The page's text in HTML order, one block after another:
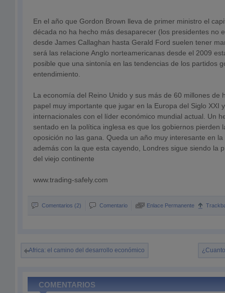
En el año que Gordon Brown lleva de primer ministro el
década no ha hecho más desaparecer (los presidentes no
desde James Callaghan hasta Gerald Ford suelen tener
será las relacione Anglo norteamericanas desde el 2009
posible que una sintonía en las tendencias de los partidos
entendimiento.
La economía del Reino Unido y sus más de 60 millones de
papel muy importante que jugar en la Europa del Siglo XXI
internacionales con el líder económico mundial actual. Un
sentado en la política inglesa es que los gobiernos pierden
oposición no las gana. Queda un año muy interesante en
además con la que esta cayendo, Londres sigue siendo la
del viejo continente
www.trading-safely.com
Comentarios (2) Comentario Enlace Permanente
Africa: el camino del desarrollo económico
COMENTARIOS